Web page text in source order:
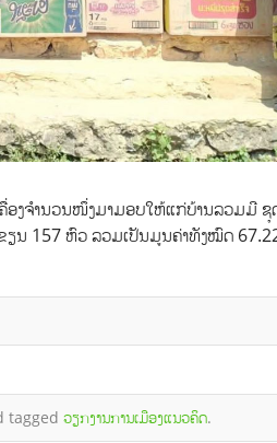
ອງຈໍານວນໜຶ່ງມາມອບໃຫ້ແກ່ບ້ານລວມມີ ຊຸ
ນ 157 ຫົວ ລວມເປັນມູນຄ່າທັງໝົດ
tagged ວຽກງານການເມືອງແນວຄິດ.